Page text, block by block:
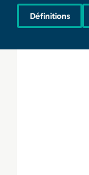
Définitions